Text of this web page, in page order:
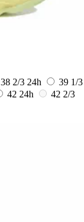
38 2/3 24h
39 1/3
42 24h
42 2/3